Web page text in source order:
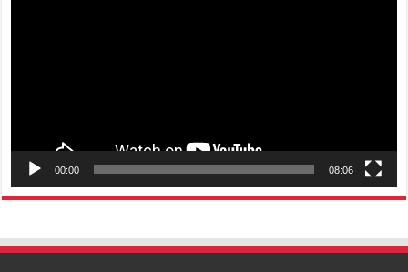
00:00 08:06